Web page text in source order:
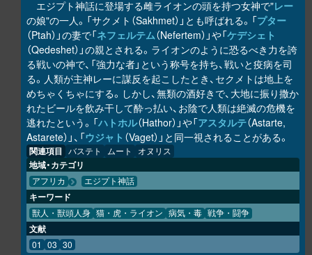
エジプト神話に登場する雌ライオンの頭を持つ女神で"レー
の娘"の一人。「サクメト（Sakhmet）」とも呼ばれる。「プター
（Ptah）」の妻で「ネフェルテム（Nefertem）」や「ケデシェト
（Qedeshet）」の親とされる。ライオンのように恐るべき力を誇
る戦いの神で、「強力な者」という称号を持ち、戦いと疫病を司
る。人類が主神レーに謀反を起こしたとき、セクメトは地上を
めちゃくちゃにする。しかし、無類の酒好きで、大地に振り撒か
れたビールを飲み干して酔っ払い、お陰で人類は絶滅の危機を
逃れたという。「ハトホル（Hathor）」や「アスタルテ（Astarte,
Astarete）」、「ウジャト （Vaget）」と同一視されることがある。
関連項目 バステト ムート オヌリス
地域・カテゴリ
アフリカ エジプト神話
キーワード
獣人・獣頭人身 猫・虎・ライオン 病気・毒 戦争・闘争
文献
01 03 30